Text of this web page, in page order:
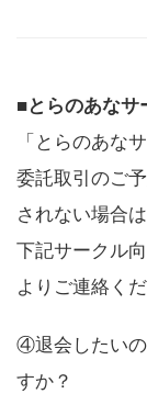
■とらのあなサ
「とらのあな
委託取引のご
されない場合は
下記サークル
よりご連絡くだ
④退会したい
すか？